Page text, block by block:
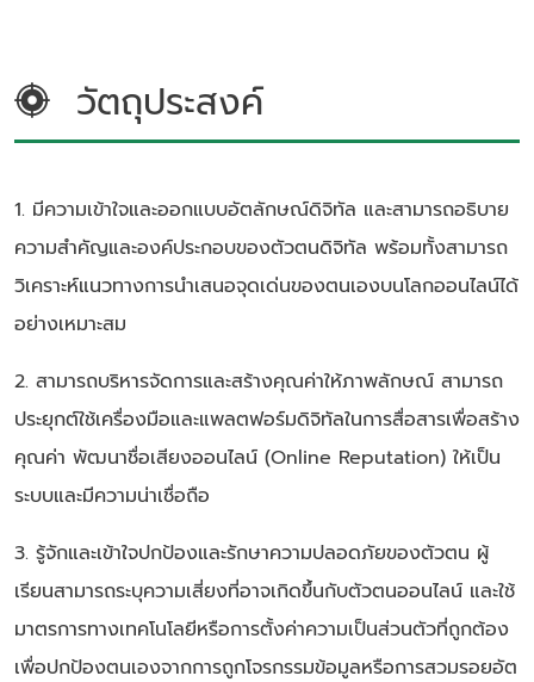
วัตถุประสงค์
1. มีความเข้าใจและออกแบบอัตลักษณ์ดิจิทัล และสามารถอธิบาย
ความสำคัญและองค์ประกอบของตัวตนดิจิทัล พร้อมทั้งสามารถ
วิเคราะห์แนวทางการนำเสนอจุดเด่นของตนเองบนโลกออนไลน์ได้
อย่างเหมาะสม
2. สามารถบริหารจัดการและสร้างคุณค่าให้ภาพลักษณ์ สามารถ
ประยุกต์ใช้เครื่องมือและแพลตฟอร์มดิจิทัลในการสื่อสารเพื่อสร้าง
คุณค่า พัฒนาชื่อเสียงออนไลน์ (Online Reputation) ให้เป็น
ระบบและมีความน่าเชื่อถือ
3. รู้จักและเข้าใจปกป้องและรักษาความปลอดภัยของตัวตน ผู้
เรียนสามารถระบุความเสี่ยงที่อาจเกิดขึ้นกับตัวตนออนไลน์ และใช้
มาตรการทางเทคโนโลยีหรือการตั้งค่าความเป็นส่วนตัวที่ถูกต้อง
เพื่อปกป้องตนเองจากการถูกโจรกรรมข้อมูลหรือการสวมรอยอัต